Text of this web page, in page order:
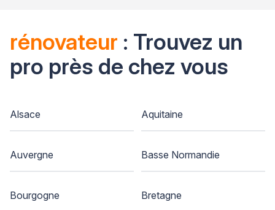
rénovateur : Trouvez un
pro près de chez vous
Alsace Aquitaine
Auvergne Basse Normandie
Bourgogne Bretagne